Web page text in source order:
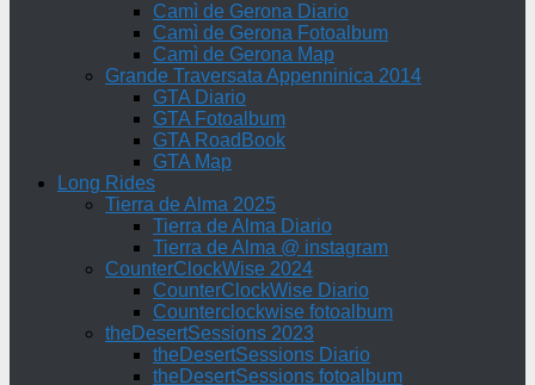
Camì de Gerona Diario
Camì de Gerona Fotoalbum
Camì de Gerona Map
Grande Traversata Appenninica 2014
GTA Diario
GTA Fotoalbum
GTA RoadBook
GTA Map
Long Rides
Tierra de Alma 2025
Tierra de Alma Diario
Tierra de Alma @ instagram
CounterClockWise 2024
CounterClockWise Diario
Counterclockwise fotoalbum
theDesertSessions 2023
theDesertSessions Diario
theDesertSessions fotoalbum